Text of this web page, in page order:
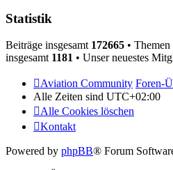
Statistik
Beiträge insgesamt 172665 •
insgesamt 1181 • Unser neuestes
Aviation Community Foren-
Alle Zeiten sind UTC+02:00
Alle Cookies löschen
Kontakt
Powered by phpBB® Forum